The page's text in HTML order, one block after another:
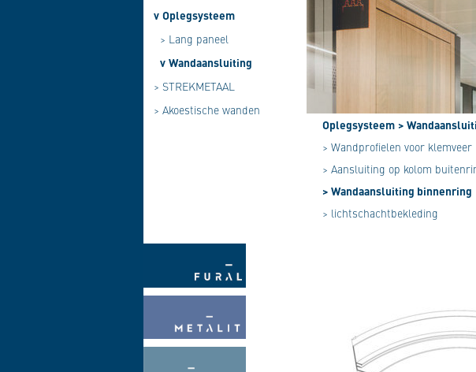
v Oplegsysteem
> Lang paneel
v Wandaansluiting
> STREKMETAAL
> Akoestische wanden
Oplegsysteem >
> Wandprofielen voor klemveer
> Aansluiting op kolom
> Wandaansluiting binnenring
> lichtschachtbekleding